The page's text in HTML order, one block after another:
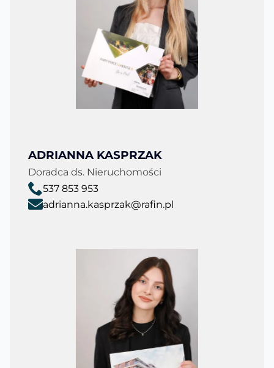
ADRIANNA KASPRZAK
Doradca ds. Nieruchomości
537 853 953
adrianna.kasprzak@rafin.pl